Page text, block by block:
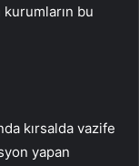
bu
kırsalda vazife
yapan